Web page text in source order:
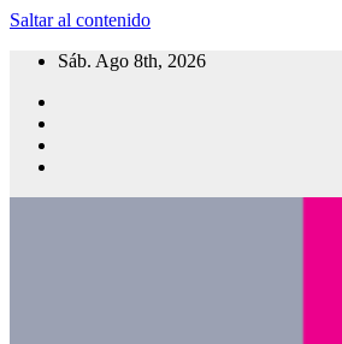
Saltar al contenido
Sáb. Ago 8th, 2026